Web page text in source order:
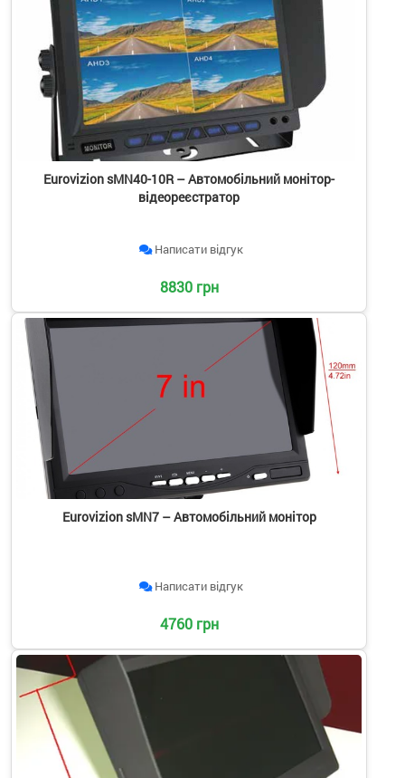
Eurovizion sMN40-10R – Автомобільний монітор-
відеореєстратор
Написати відгук
8830 грн
Eurovizion sMN7 – Автомобільний монітор
Написати відгук
4760 грн